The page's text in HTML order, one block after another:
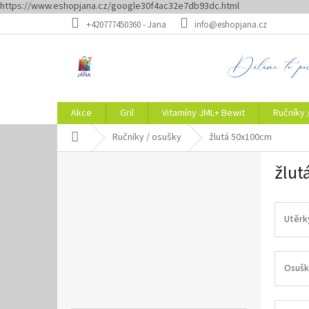
https://www.eshopjana.cz/google30f4ac32e7db93dc.html
na
+420777450360 - Jana info@eshopjana.cz
Akce Gril Vitamíny JML+ Bewit Ručníky
Domů Ručníky / osušky žlutá 50x100cm